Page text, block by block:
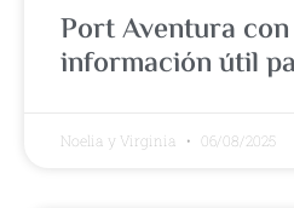
Port Aventura
información útil
Noelia y Virginia 06/08/2025